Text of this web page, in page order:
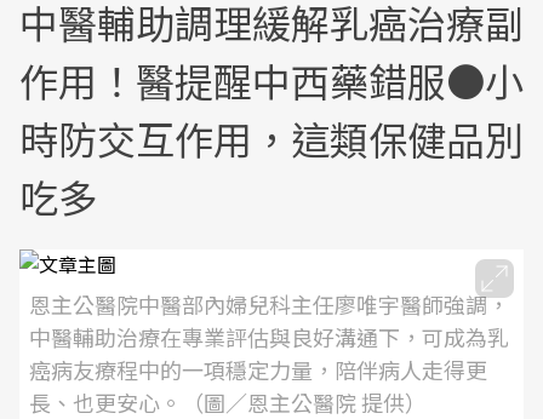
中醫輔助調理緩解乳癌治療副
作用！醫提醒中西藥錯服●小
時防交互作用，這類保健品別
吃多
恩主公醫院中醫部內婦兒科主任廖唯宇醫師強調，
中醫輔助治療在專業評估與良好溝通下，可成為乳
癌病友療程中的一項穩定力量，陪伴病人走得更
長、也更安心。（圖／恩主公醫院 提供）